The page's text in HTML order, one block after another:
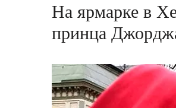
На ярмарке в
принца